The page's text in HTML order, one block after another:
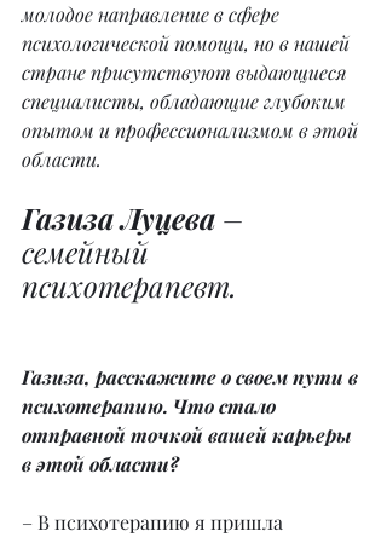
молодое направление в сфере
психологической помощи, но в нашей
стране присутствуют выдающиеся
специалисты, обладающие глубоким
опытом и профессионализмом в этой
области.
Газиза Луцева –
семейный
психотерапевт.
Газиза, расскажите о своем пути в
психотерапию. Что стало
отправной точкой вашей карьеры
в этой области?
– В психотерапию я пришла